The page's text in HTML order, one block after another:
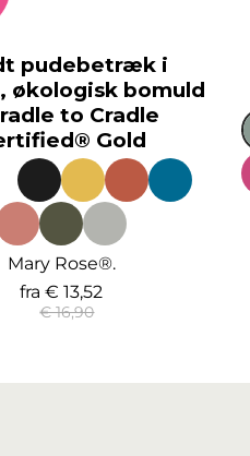
pudebetræk i
økologisk bomuld
to Cradle
Gold
Mary Rose®.
fra€ 13,52
€ 16,90